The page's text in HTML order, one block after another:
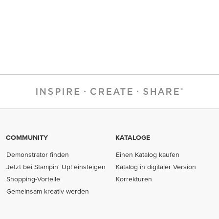
COMMUNITY
Demonstrator finden
Jetzt bei Stampin' Up! einsteigen
Shopping-Vorteile
Gemeinsam kreativ werden
KATALOGE
Einen Katalog kaufen
Katalog in digitaler Version
Korrekturen